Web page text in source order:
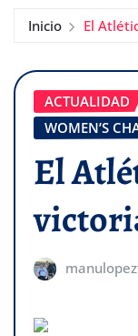
Inicio El
ACTUALIDAD
WOMEN’S
El